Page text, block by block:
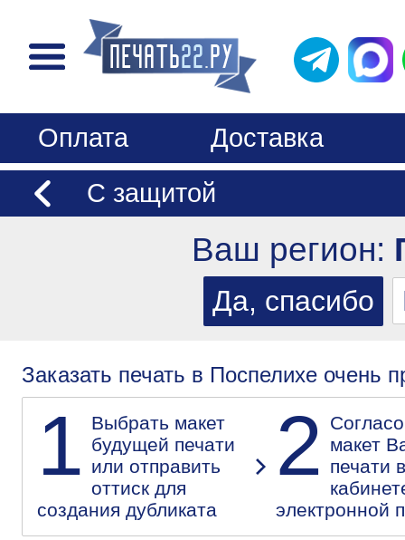
Оплата
Доставка
С защитой
Ваш регион:
Заказать печать в Поспелихе очень
1 Выбрать макет
будущей печати
или отправить
оттиск для
создания дубликата
2
макет
печати
электронной